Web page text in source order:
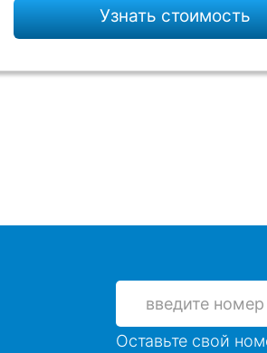
Узнать стоимость
Оставьте свой